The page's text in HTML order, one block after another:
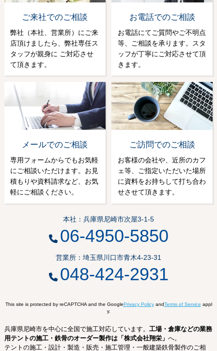
ご来社でのご相談
弊社（本社、営業所）にご来
店頂けましたら、弊社専任ス
タッフが親身に ご対応させ
て頂きます。
お電話でのご相談
お電話にてご質問やご不明点
等、ご相談を承ります。スタ
ッフが丁寧にご対応させて頂
きます。
メールでのご相談
専用フォームからでもお気軽
にご相談いただけます。お見
積もりや資料請求など、お気
軽にご相談ください。
ご訪問でのご相談
お客様の会社や、近所のカフ
ェ等、ご指定いただいた場所
に資料をお持ちして打ち合わ
せさせて頂きます。
本社：兵庫県尼崎市次屋3-1-5
06-4950-5850
営業所：埼玉県川口市青木4-23-31
048-424-2931
This site is protected by reCAPTCHA and the GooglePrivacy PolicyandTerms of Service appl
y.
兵庫県尼崎市を中心に全国で施工対応しています。 工場・倉庫などの業務
用テントの施工・鉄骨のオーダー製作は「株式会社翔栄」 へ。
テントの施工・設計・製造・販売・施工管理・一般建築鉄骨製作のご相